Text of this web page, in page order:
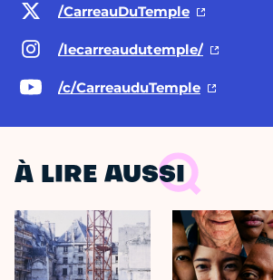
/CarreauDuTemple
/lecarreaudutemple/
/c/CarreauduTemple
À LIRE AUSSI